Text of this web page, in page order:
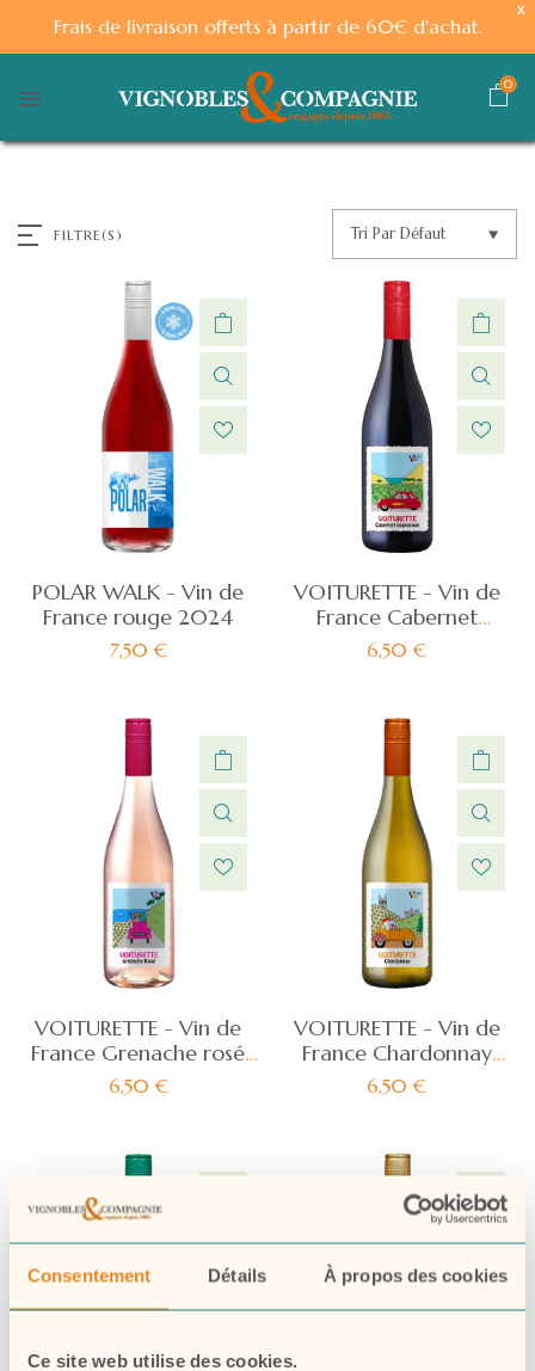
Consentement Détails À propos des cookies
Ce site web utilise des cookies.
X
Frais de livraison offerts à partir de 60€ d'achat.
0
FILTRE(S) Tri Par Défaut
POLAR WALK - Vin de
France rouge 2024
7,50€
VOITURETTE - Vin de
France Cabernet
sauvignon rouge 2024
6,50€
VOITURETTE - Vin de
France Grenache rosé
2024
6,50€
VOITURETTE - Vin de
France Chardonnay
2024
6,50€